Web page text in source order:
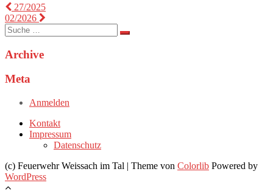
Beitragsnavigation
27/2025
02/2026
Suche
nach:
Archive
Meta
Anmelden
Kontakt
Impressum
Datenschutz
(c) Feuerwehr Weissach im Tal | Theme von Colorlib Powered by
WordPress